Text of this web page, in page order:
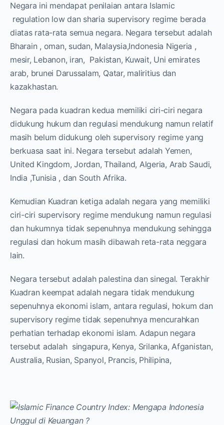
Negara ini mendapat penilaian antara Islamic
regulation low dan sharia supervisory regime berada
diatas rata-rata semua negara. Negara tersebut adalah
Bharain , oman, sudan, Malaysia,Indonesia Nigeria ,
mesir, Lebanon, iran, Pakistan, Kuwait, Uni emirates
arab, brunei Darussalam, Qatar, maliritius dan
kazakhastan.
Negara pada kuadran kedua memiliki ciri-ciri negara
didukung hukum dan regulasi mendukung namun relatif
masih belum didukung oleh supervisory regime yang
berkuasa saat ini. Negara tersebut adalah Yemen,
United Kingdom, Jordan, Thailand, Algeria, Arab Saudi,
India ,Tunisia , dan South Afrika.
Kemudian Kuadran ketiga adalah negara yang memiliki
ciri-ciri supervisory regime mendukung namun regulasi
dan hukumnya tidak sepenuhnya mendukung sehingga
regulasi dan hokum masih dibawah reta-rata neggara
lain.
Negara tersebut adalah palestina dan sinegal. Terakhir
Kuadran keempat adalah negara tidak mendukung
sepenuhnya ekonomi islam, antara regulasi, hokum dan
supervisory regime tidak sepenuhnya mencurahkan
perhatian terhadap ekonomi islam. Adapun negara
tersebut adalah singapura, Kenya, Srilanka, Afganistan,
Australia, Rusian, Spanyol, Prancis, Philipina,